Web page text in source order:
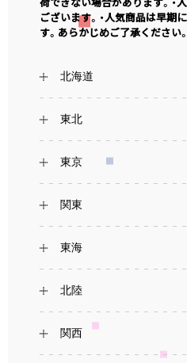
ございます。・人気商品は早期
す。あらかじめご了承ください。
北海道
東北
東京
関東
東海
北陸
関西